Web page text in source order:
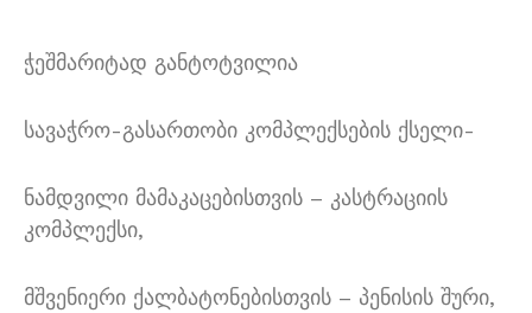
ჭეშმარიტად განტოტვილია
სავაჭრო-გასართობი კომპლექსების ქსელი-
ნამდვილი მამაკაცებისთვის – კასტრაციის
კომპლექსი,
მშვენიერი ქალბატონებისთვის – პენისის შური,